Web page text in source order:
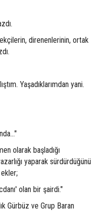
direnenlerinin, ortak
Yaşadıklarımdan yani.
olarak başladığı
yaparak sürdürdüğünü
ekler;
olan bir şairdi."
Gürbüz ve Grup Baran